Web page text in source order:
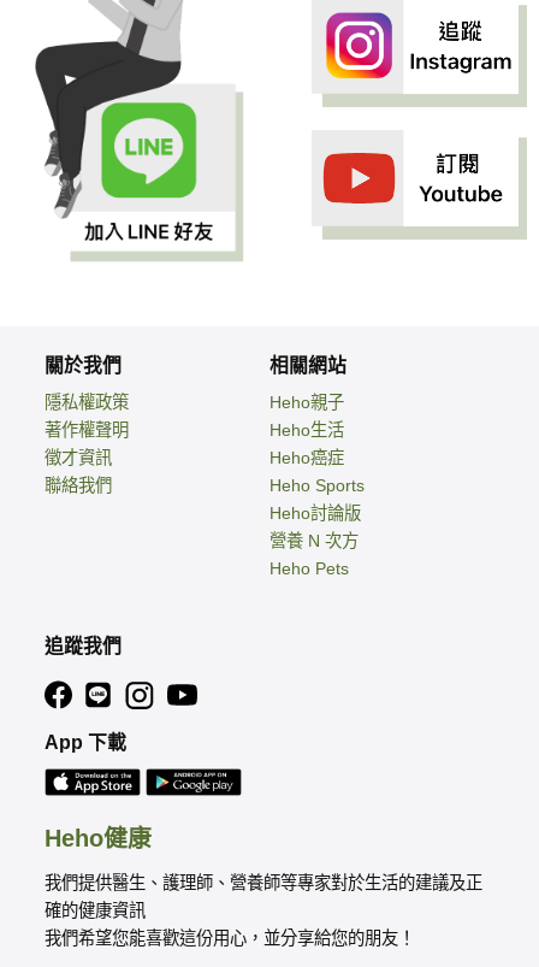
Heho健康
我們提供醫生、護理師、營養師等專家對於生活的建議及正
確的健康資訊
我們希望您能喜歡這份用心，並分享給您的朋友！
關於我們
隱私權政策
著作權聲明
徵才資訊
聯絡我們
相關網站
Heho親子
Heho生活
Heho癌症
Heho Sports
Heho討論版
營養 N 次方
Heho Pets
追蹤我們
App 下載